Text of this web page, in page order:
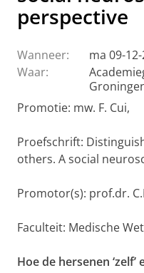
perspective
Wanneer:
ma 09-
Waar:
Promotie: mw. F. Cui,
Proefschrift:
others. A social
Promotor(s): prof.dr.
Faculteit: Medische
Hoe de hersenen ‘zelf’